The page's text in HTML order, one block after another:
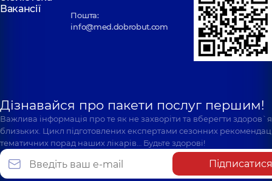
Вакансії
Пошта:
info@med.dobrobut.com
Дізнавайся про пакети послуг першим!
Важлива інформація про те як не захворіти та вберегти
близьких. Цикл підготовлених експертами сезонних
тематичних порад наших лікарів… Будьте здорові!
Підписатися